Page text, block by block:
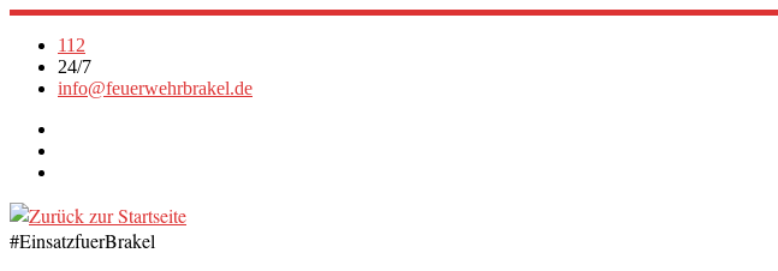
Zum
Inhalt
springen
112
24/7
info@feuerwehrbrakel.de
#EinsatzfuerBrakel